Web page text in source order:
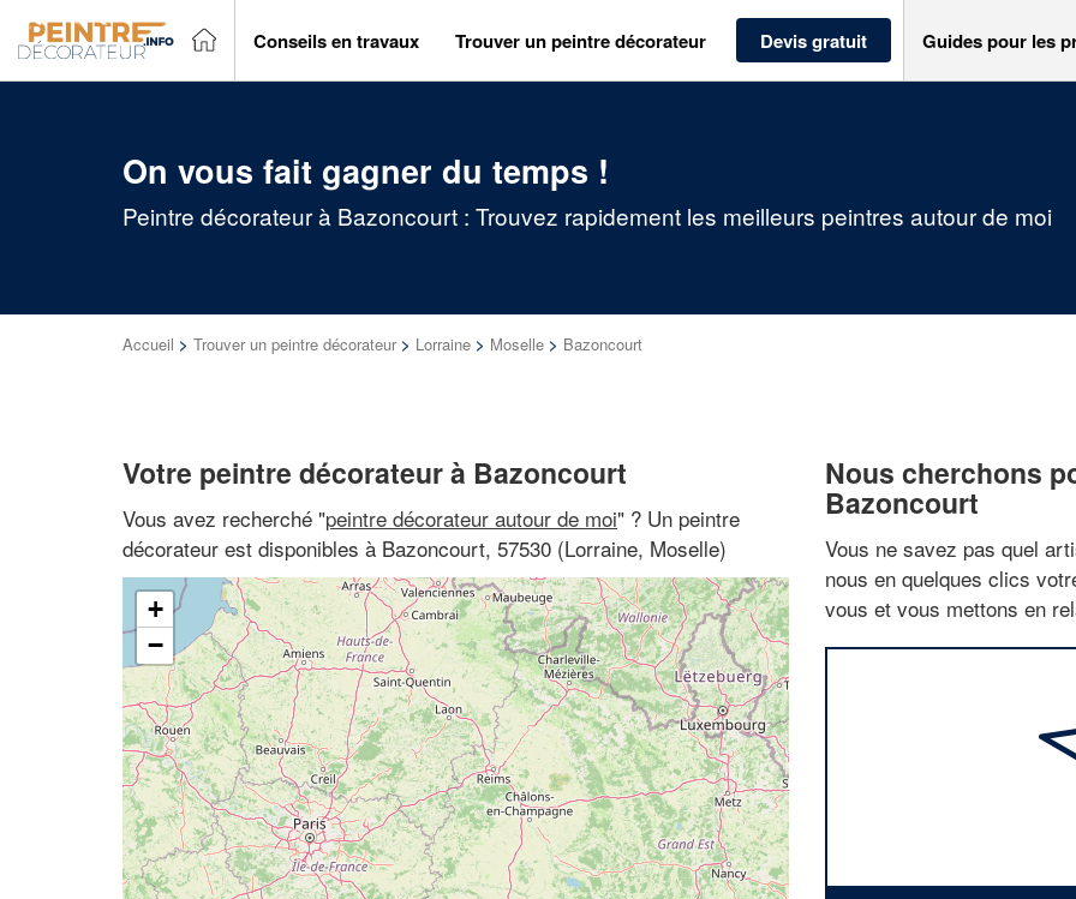
Conseils en travaux Trouver un peintre décorateur Devis gratuit Guides pour les
On vous fait gagner du temps !
Peintre décorateur à Bazoncourt : Trouvez rapidement les meilleurs peintres autour de moi
Accueil > Trouver un peintre décorateur > Lorraine > Moselle > Bazoncourt
Votre peintre décorateur à Bazoncourt
Vous avez recherché "peintre décorateur autour de moi" ? Un peintre
décorateur est disponibles à Bazoncourt, 57530 (Lorraine, Moselle)
+
−
Nous cherchons
Bazoncourt
Vous ne savez pas quel
nous en quelques clics
vous et vous mettons en